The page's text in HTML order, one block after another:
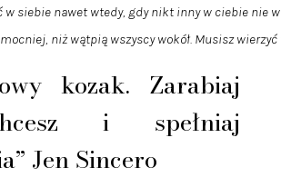
w siebie nawet wtedy, gdy nikt inny w ciebie nie
niż wątpią wszyscy wokół. Musisz wierzyć
kozak. Zarabiaj
i spełniaj
Jen Sincero